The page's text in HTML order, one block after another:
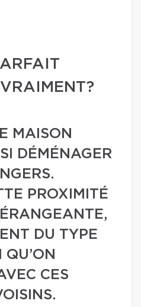
MAISON
DÉMÉNAGER
PROXIMITÉ
DU TYPE
CES